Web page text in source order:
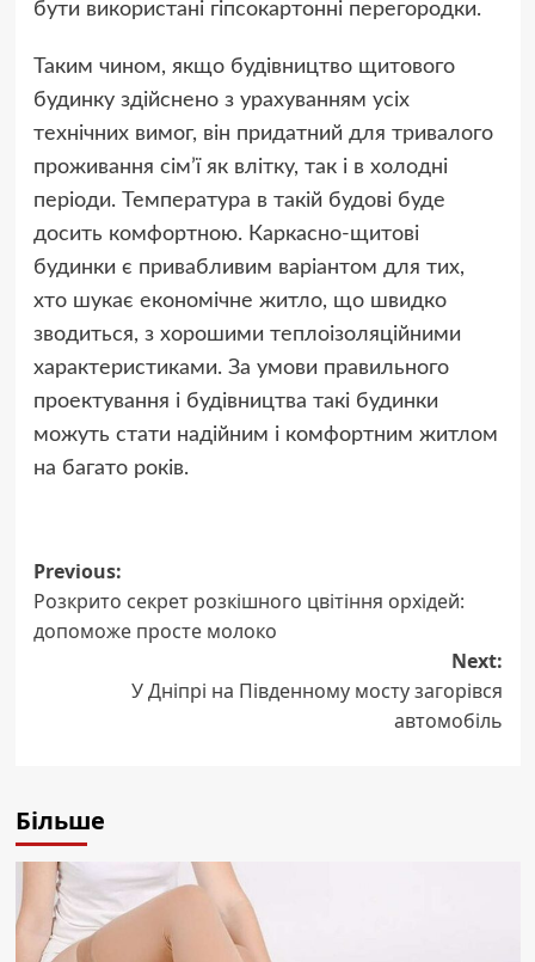
бути використані гіпсокартонні перегородки.
Таким чином, якщо будівництво щитового
будинку здійснено з урахуванням усіх
технічних вимог, він придатний для тривалого
проживання сім’ї як влітку, так і в холодні
періоди. Температура в такій будові буде
досить комфортною. Каркасно-щитові
будинки є привабливим варіантом для тих,
хто шукає економічне житло, що швидко
зводиться, з хорошими теплоізоляційними
характеристиками. За умови правильного
проектування і будівництва такі будинки
можуть стати надійним і комфортним житлом
на багато років.
Post
navigation
Previous:
Розкрито секрет розкішного цвітіння орхідей:
допоможе просте молоко
Next:
У Дніпрі на Південному мосту загорівся
автомобіль
Більше